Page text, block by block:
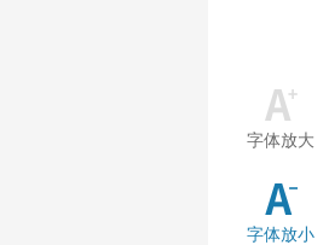
字体放大
字体放小